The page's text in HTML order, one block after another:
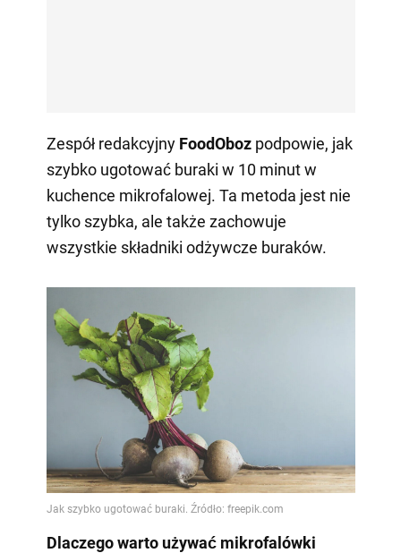
Zespół redakcyjny FoodOboz podpowie, jak
szybko ugotować buraki w 10 minut w
kuchence mikrofalowej. Ta metoda jest nie
tylko szybka, ale także zachowuje
wszystkie składniki odżywcze buraków.
Dlaczego warto używać mikrofalówki